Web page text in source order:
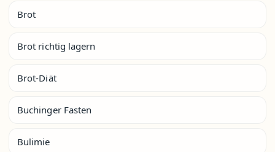
Brot
Brot richtig lagern
Brot-Diät
Buchinger Fasten
Bulimie